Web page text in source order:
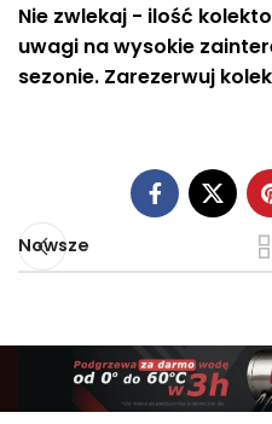
Nie zwlekaj - ilość
uwagi na wysokie
sezonie. Zarezerwuj
Nowsze